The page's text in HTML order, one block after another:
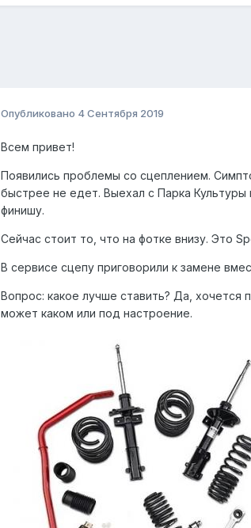
Опубликовано 4 Сентября 2019
Всем привет!
Появились проблемы со сцеплением.
быстрее не едет. Выехал с Парка
финишу.
Сейчас стоит то, что на фотке внизу. Это
В сервисе сцепу приговорили к замене
Вопрос: какое лучше ставить? Да, хочется
может каком или под настроение.